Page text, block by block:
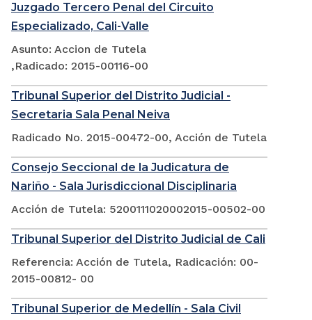
Juzgado Tercero Penal del Circuito
Especializado, Cali-Valle
Asunto: Accion de Tutela
,Radicado: 2015-00116-00
Tribunal Superior del Distrito Judicial -
Secretaria Sala Penal Neiva
Radicado No. 2015-00472-00, Acción de Tutela
Consejo Seccional de la Judicatura de
Nariño - Sala Jurisdiccional Disciplinaria
Acción de Tutela: 5200111020002015-00502-00
Tribunal Superior del Distrito Judicial de Cali
Referencia: Acción de Tutela, Radicación: 00-
2015-00812- 00
Tribunal Superior de Medellín - Sala Civil